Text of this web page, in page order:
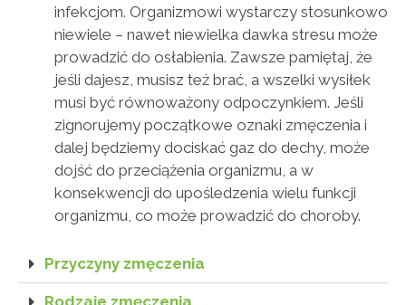
infekcjom. Organizmowi wystarczy stosunkowo
niewiele – nawet niewielka dawka stresu może
prowadzić do osłabienia. Zawsze pamiętaj, że
jeśli dajesz, musisz też brać, a wszelki wysiłek
musi być równoważony odpoczynkiem. Jeśli
zignorujemy początkowe oznaki zmęczenia i
dalej będziemy dociskać gaz do dechy, może
dojść do przeciążenia organizmu, a w
konsekwencji do upośledzenia wielu funkcji
organizmu, co może prowadzić do choroby.
Przyczyny zmęczenia